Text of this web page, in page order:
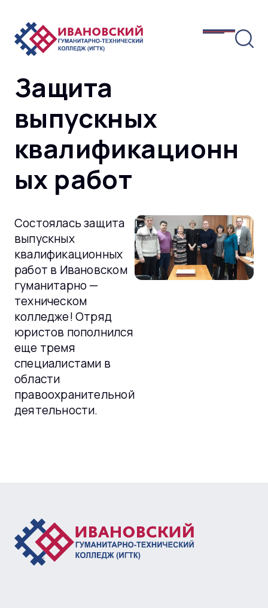
Защита
выпускных
квалификационн
ых работ
Состоялась защита
выпускных
квалификационных
работ в Ивановском
гуманитарно —
техническом
колледже! Отряд
юристов пополнился
еще тремя
специалистами в
области
правоохранительной
деятельности.